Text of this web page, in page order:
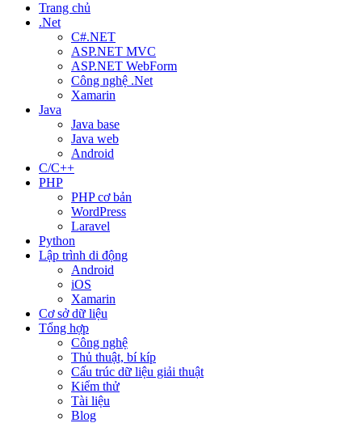
Trang chủ
.Net
C#.NET
ASP.NET MVC
ASP.NET WebForm
Công nghệ .Net
Xamarin
Java
Java base
Java web
Android
C/C++
PHP
PHP cơ bản
WordPress
Laravel
Python
Lập trình di động
Android
iOS
Xamarin
Cơ sở dữ liệu
Tổng hợp
Công nghệ
Thủ thuật, bí kíp
Cấu trúc dữ liệu giải thuật
Kiểm thử
Tài liệu
Blog